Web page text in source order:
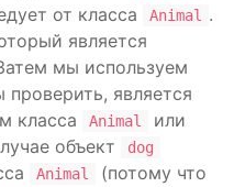
от класса Animal
.
является
мы используем
проверить, является
класса Animal
или
объект
dog
Animal
(потому что